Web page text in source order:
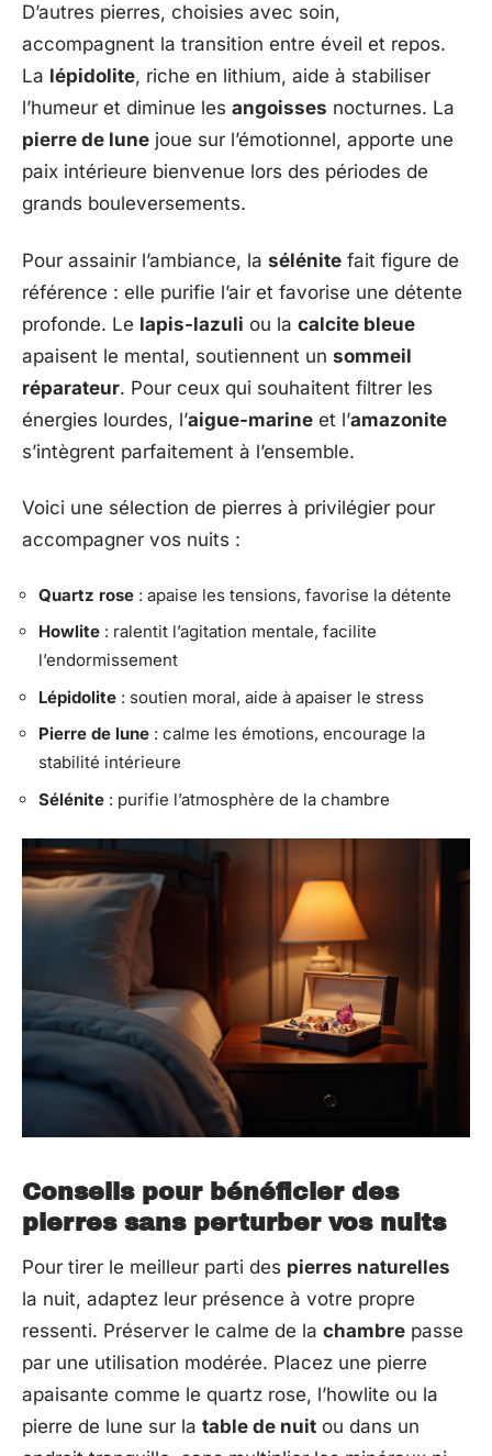
D’autres pierres, choisies avec soin,
accompagnent la transition entre éveil et repos.
La lépidolite, riche en lithium, aide à stabiliser
l’humeur et diminue les angoisses nocturnes. La
pierre de lune joue sur l’émotionnel, apporte une
paix intérieure bienvenue lors des périodes de
grands bouleversements.
Pour assainir l’ambiance, la sélénite fait figure de
référence : elle purifie l’air et favorise une détente
profonde. Le lapis-lazuli ou la calcite bleue
apaisent le mental, soutiennent un sommeil
réparateur. Pour ceux qui souhaitent filtrer les
énergies lourdes, l’aigue-marine et l’amazonite
s’intègrent parfaitement à l’ensemble.
Voici une sélection de pierres à privilégier pour
accompagner vos nuits :
Quartz rose : apaise les tensions, favorise la détente
Howlite : ralentit l’agitation mentale, facilite
l’endormissement
Lépidolite : soutien moral, aide à apaiser le stress
Pierre de lune : calme les émotions, encourage la
stabilité intérieure
Sélénite : purifie l’atmosphère de la chambre
Conseils pour bénéficier des
pierres sans perturber vos nuits
Pour tirer le meilleur parti des pierres naturelles
la nuit, adaptez leur présence à votre propre
ressenti. Préserver le calme de la chambre passe
par une utilisation modérée. Placez une pierre
apaisante comme le quartz rose, l’howlite ou la
pierre de lune sur la table de nuit ou dans un